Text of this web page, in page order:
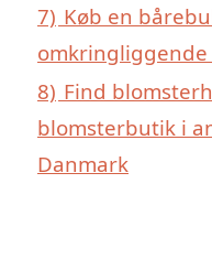
7) Køb en
omkringliggende
8) Find
blomsterbutik i
Danmark